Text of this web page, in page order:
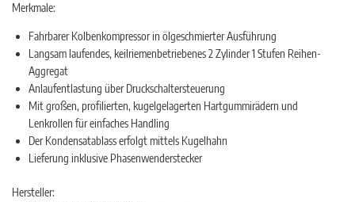
Merkmale:
Fahrbarer Kolbenkompressor in ölgeschmierter Ausführung
Langsam laufendes, keilriemenbetriebenes 2 Zylinder 1 Stufen Reihen-
Aggregat
Anlaufentlastung über Druckschaltersteuerung
Mit großen, profilierten, kugelgelagerten Hartgummirädern und
Lenkrollen für einfaches Handling
Der Kondensatablass erfolgt mittels Kugelhahn
Lieferung inklusive Phasenwenderstecker
Hersteller: